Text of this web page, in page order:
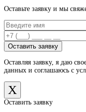
Оставьте заявку и мы
Оставляя заявку, я даю
данных и соглашаюсь с
X
Оставить заявку